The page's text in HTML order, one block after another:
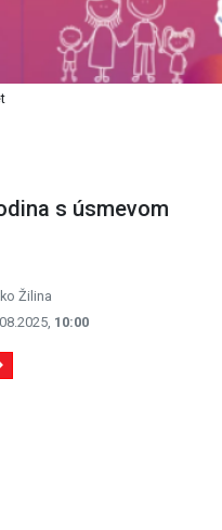
s úsmevom
Žilina
10:00